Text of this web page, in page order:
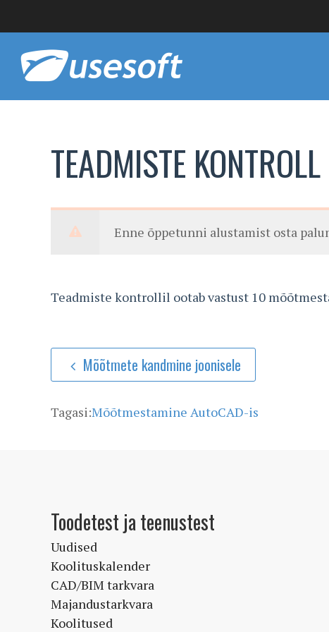
TEADMISTE
Enne õppetunni alustamist osta
Teadmiste kontrollil ootab vastust 10
Mõõtmete kandmine joonisele
Tagasi:Mõõtmestamine AutoCAD-is
Toodetest ja teenustest
Uudised
Koolituskalender
CAD/BIM tarkvara
Majandustarkvara
Koolitused